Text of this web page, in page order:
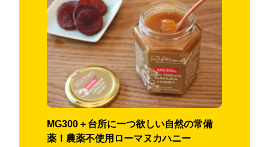
MG300＋台所に一つ欲しい自然の常備
薬！農薬不使用ローマヌカハニー